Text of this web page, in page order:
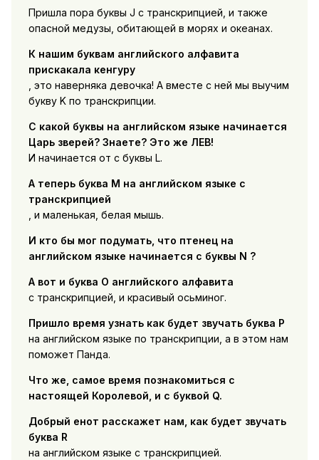
Пришла пора буквы J с транскрипцией, и также
опасной медузы, обитающей в морях и океанах.
К нашим буквам английского алфавита
прискакала кенгуру
, это наверняка девочка! А вместе с ней мы выучим
букву K по транскрипции.
С какой буквы на английском языке начинается
Царь зверей? Знаете? Это же ЛЕВ!
И начинается от с буквы L.
А теперь буква M на английском языке с
транскрипцией
, и маленькая, белая мышь.
И кто бы мог подумать, что птенец на
английском языке начинается с буквы N ?
А вот и буква O английского алфавита
с транскрипцией, и красивый осьминог.
Пришло время узнать как будет звучать буква P
на английском языке по транскрипции, а в этом нам
поможет Панда.
Что же, самое время познакомиться с
настоящей Королевой, и с буквой Q.
Добрый енот расскажет нам, как будет звучать
буква R
на английском языке с транскрипцией.